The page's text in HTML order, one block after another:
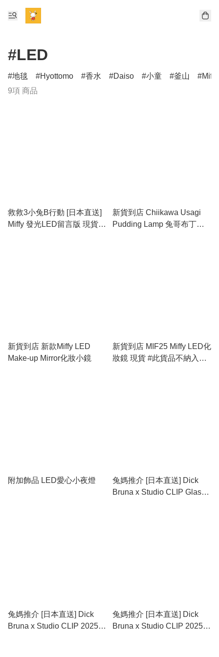
#LED
地毯 Hyottomo 香水 Daiso 小童 釜山
9項 商品
救救3小兔B行動 [日本直送]
Miffy 發光LED留言版 現貨
新貨到店 Chiikawa Usagi
Pudding Lamp 兔哥布丁灯 #
新貨到店 新款Miffy LED
Make-up Mirror化妝小鏡
新貨到店 MIF25 Miffy LED化
妝鏡 現貨 #此貨品不納入滿
附加飾品 LED愛心小夜燈
兔媽推介 [日本直送] Dick
Bruna x Studio CLIP Glass
兔媽推介 [日本直送] Dick
Bruna x Studio CLIP 2025
兔媽推介 [日本直送] Dick
Bruna x Studio CLIP 2025